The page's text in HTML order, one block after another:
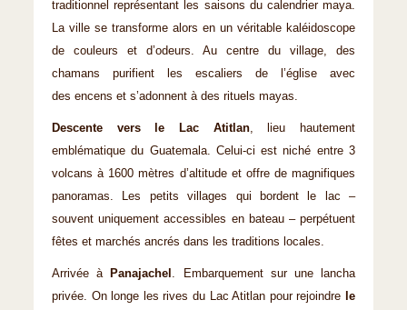
traditionnel représentant les saisons du calendrier maya.
La ville se transforme alors en un véritable kaléidoscope
de couleurs et d’odeurs. Au centre du village, des
chamans purifient les escaliers de l’église avec
des encens et s’adonnent à des rituels mayas.
Descente vers le Lac Atitlan, lieu hautement
emblématique du Guatemala. Celui-ci est niché entre 3
volcans à 1600 mètres d’altitude et offre de magnifiques
panoramas. Les petits villages qui bordent le lac –
souvent uniquement accessibles en bateau – perpétuent
fêtes et marchés ancrés dans les traditions locales.
Arrivée à Panajachel . Embarquement sur une lancha
privée. On longe les rives du Lac Atitlan pour rejoindre
le